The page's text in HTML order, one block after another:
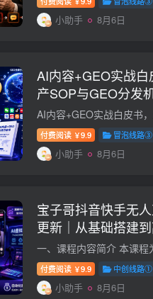
小助手 8月6日
AI内容+GEO实战
产SOP与GEO分发
付费阅读 ￥9.9 冒泡线路③
小助手 8月6日
宝子哥抖音快手无
更新｜从基础搭建
技术，搭建自动化
付费阅读 ￥9.9 中创线路①
小助手 8月6日